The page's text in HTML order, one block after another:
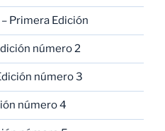
Primera Edición
número 2
número 3
número 4